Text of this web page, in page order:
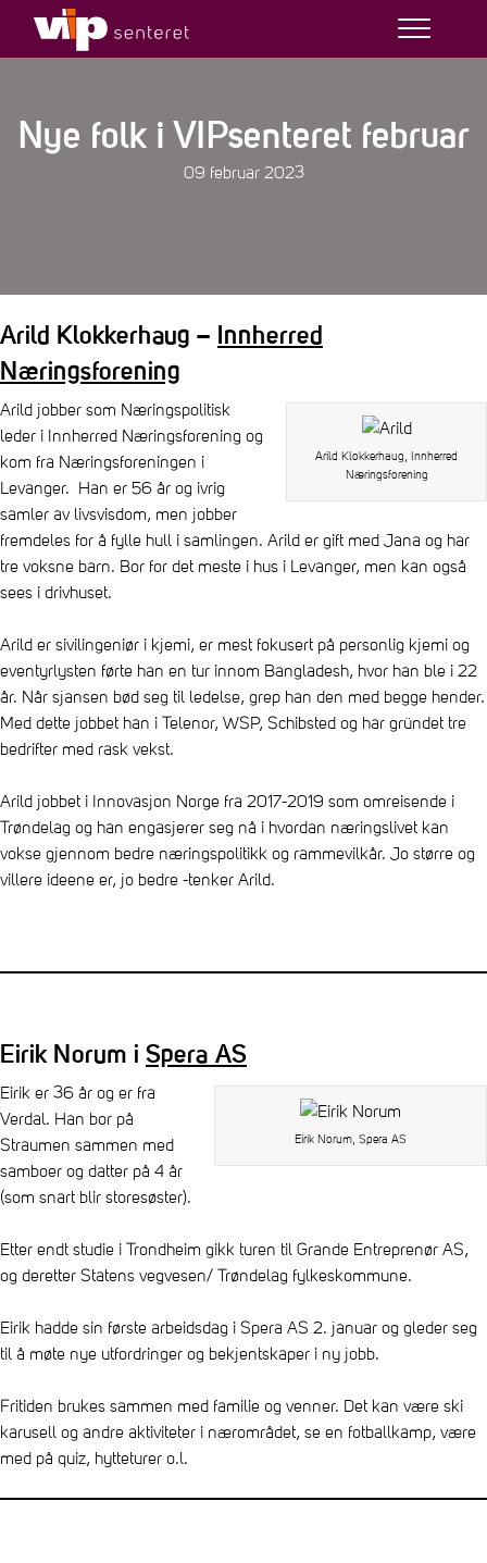
Nye folk i VIPsenteret februar
09 februar 2023
Arild Klokkerhaug – Innherred
Næringsforening
Arild Klokkerhaug, Innherred
Næringsforening
Arild jobber som Næringspolitisk
leder i Innherred Næringsforening og
kom fra Næringsforeningen i
Levanger. Han er 56 år og ivrig
samler av livsvisdom, men jobber
fremdeles for å fylle hull i samlingen. Arild er gift med Jana og har
tre voksne barn. Bor for det meste i hus i Levanger, men kan også
sees i drivhuset.
Arild er sivilingeniør i kjemi, er mest fokusert på personlig kjemi og
eventyrlysten førte han en tur innom Bangladesh, hvor han ble i 22
år. Når sjansen bød seg til ledelse, grep han den med begge hender.
Med dette jobbet han i Telenor, WSP, Schibsted og har gründet tre
bedrifter med rask vekst.
Arild jobbet i Innovasjon Norge fra 2017-2019 som omreisende i
Trøndelag og han engasjerer seg nå i hvordan næringslivet kan
vokse gjennom bedre næringspolitikk og rammevilkår. Jo større og
villere ideene er, jo bedre -tenker Arild.
Eirik Norum i Spera AS
Eirik Norum, Spera AS
Eirik er 36 år og er fra
Verdal. Han bor på
Straumen sammen med
samboer og datter på 4 år
(som snart blir storesøster).
Etter endt studie i Trondheim gikk turen til Grande Entreprenør AS,
og deretter Statens vegvesen/ Trøndelag fylkeskommune.
Eirik hadde sin første arbeidsdag i Spera AS 2. januar og gleder seg
til å møte nye utfordringer og bekjentskaper i ny jobb.
Fritiden brukes sammen med familie og venner. Det kan være ski
karusell og andre aktiviteter i nærområdet, se en fotballkamp, være
med på quiz, hytteturer o.l.